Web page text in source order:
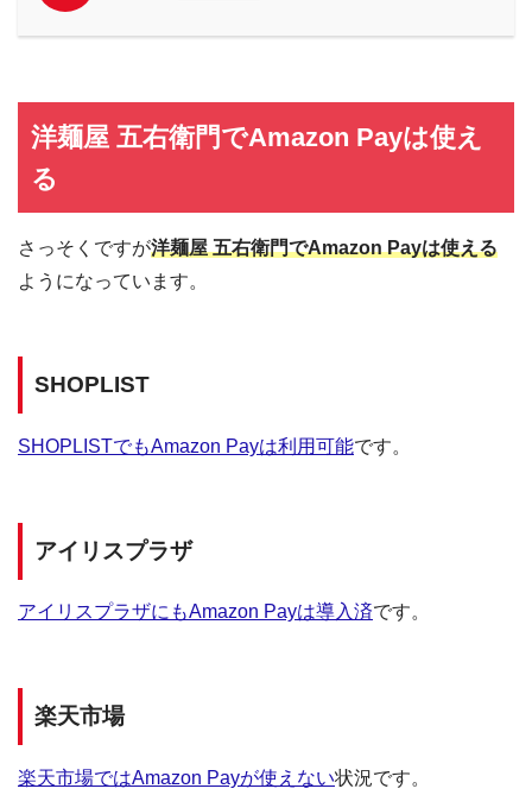
洋麺屋 五右衛門でAmazon Payは使え
る
さっそくですが洋麺屋 五右衛門でAmazon Payは使える
ようになっています。
SHOPLIST
SHOPLISTでもAmazon Payは利用可能です。
アイリスプラザ
アイリスプラザにもAmazon Payは導入済です。
楽天市場
楽天市場ではAmazon Payが使えない状況です。